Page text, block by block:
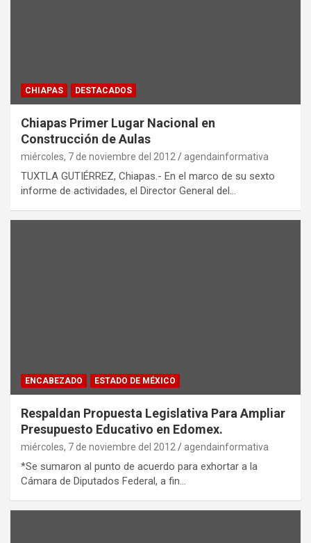
CHIAPAS DESTACADOS
Chiapas Primer Lugar Nacional en
Construcción de Aulas
miércoles, 7 de noviembre del 2012 agendainformativa
TUXTLA GUTIÉRREZ, Chiapas.- En el marco de su sexto
informe de actividades, el Director General del…
ENCABEZADO ESTADO DE MÉXICO
Respaldan Propuesta Legislativa Para Ampliar
Presupuesto Educativo en Edomex.
miércoles, 7 de noviembre del 2012 agendainformativa
*Se sumaron al punto de acuerdo para exhortar a la
Cámara de Diputados Federal, a fin…